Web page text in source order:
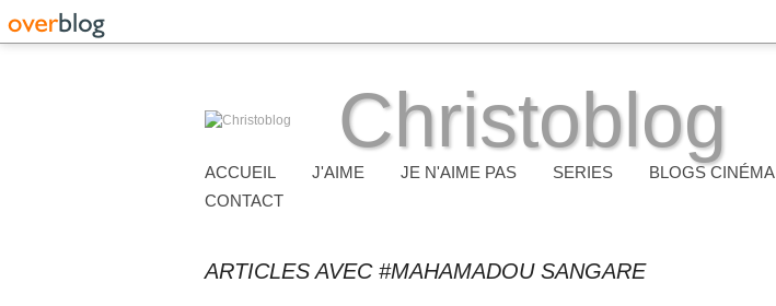
Christoblog
ACCUEIL J'AIME JE N'AIME PAS SERIES BLOGS CINÉMA
CONTACT
ARTICLES AVEC #MAHAMADOU SANGARE